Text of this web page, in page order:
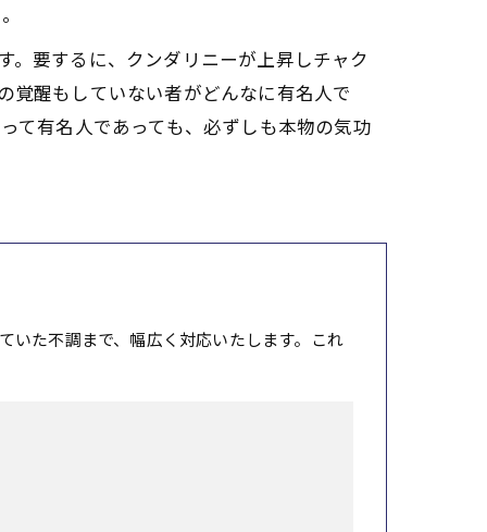
要するに、クンダリニーが上昇しチャク
覚醒もしていない者がどんなに有名人で
て有名人であっても、必ずしも本物の気功
いた不調まで、幅広く対応いたします。これ